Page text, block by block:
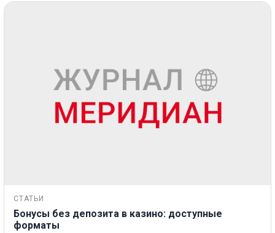
СТАТЬИ
Бонусы без депозита в казино: доступные
форматы